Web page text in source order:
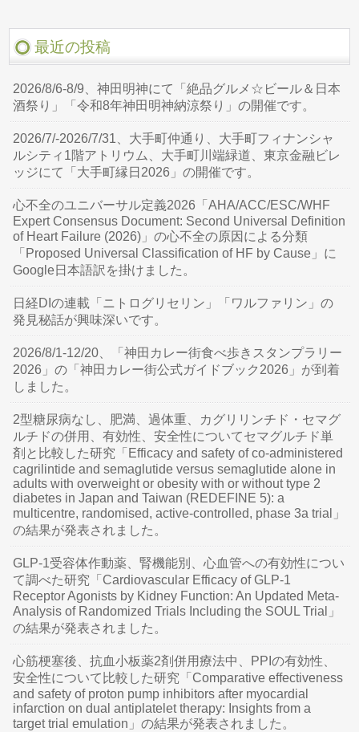
最近の投稿
2026/8/6-8/9、神田明神にて「絶品グルメ☆ビール＆日本
酒祭り」「令和8年神田明神納涼祭り」の開催です。
2026/7/-2026/7/31、大手町仲通り、大手町フィナンシャ
ルシティ1階アトリウム、大手町川端緑道、東京金融ビレ
ッジにて「大手町縁日2026」の開催です。
心不全のユニバーサル定義2026「AHA/ACC/ESC/WHF
Expert Consensus Document: Second Universal Definition
of Heart Failure (2026)」の心不全の原因による分類
「Proposed Universal Classification of HF by Cause」に
Google日本語訳を掛けました。
日経DIの連載「ニトログリセリン」「ワルファリン」の
発見秘話が興味深いです。
2026/8/1-12/20、「神田カレー街食べ歩きスタンプラリー
2026」の「神田カレー街公式ガイドブック2026」が到着
しました。
2型糖尿病なし、肥満、過体重、カグリリンチド・セマグ
ルチドの併用、有効性、安全性についてセマグルチド単
剤と比較した研究「Efficacy and safety of co-administered
cagrilintide and semaglutide versus semaglutide alone in
adults with overweight or obesity with or without type 2
diabetes in Japan and Taiwan (REDEFINE 5): a
multicentre, randomised, active-controlled, phase 3a trial」
の結果が発表されました。
GLP-1受容体作動薬、腎機能別、心血管への有効性につい
て調べた研究「Cardiovascular Efficacy of GLP-1
Receptor Agonists by Kidney Function: An Updated Meta-
Analysis of Randomized Trials Including the SOUL Trial」
の結果が発表されました。
心筋梗塞後、抗血小板薬2剤併用療法中、PPIの有効性、
安全性について比較した研究「Comparative effectiveness
and safety of proton pump inhibitors after myocardial
infarction on dual antiplatelet therapy: Insights from a
target trial emulation」の結果が発表されました。